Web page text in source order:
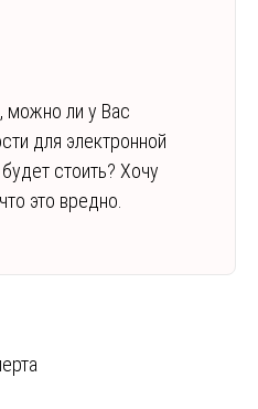
можно ли у Вас
для электронной
стоить? Хочу
это вредно.